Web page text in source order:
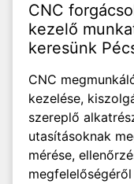
CNC
kezelő
keresünk
CNC
kezelése,
szereplő
utasításoknak
mérése,